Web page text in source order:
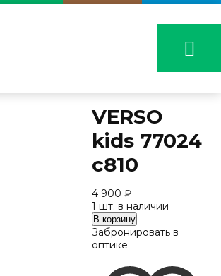
VERSO
kids 77024
с810
4 900 ₽
1 шт. в наличии
Количество
VERSO
kids
с810
В корзину
Забронировать в
оптике